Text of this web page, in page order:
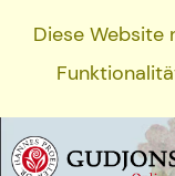
Diese Website